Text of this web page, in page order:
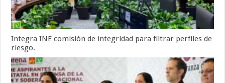
Integra INE comisión de integridad para filtrar perfiles de
riesgo.